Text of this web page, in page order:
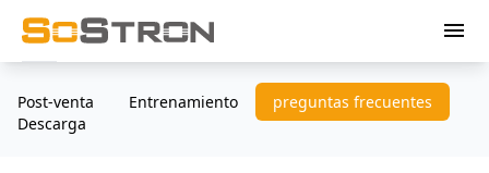
menu
Post-venta Entrenamiento
preguntas frecuentes
Descarga